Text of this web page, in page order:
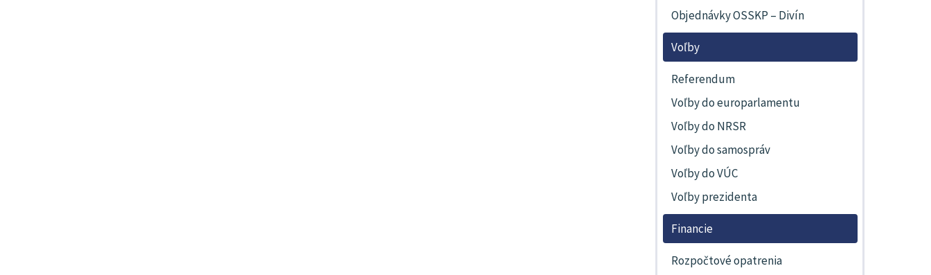
Objednávky OSSKP – Divín
Voľby
Referendum
Voľby do europarlamentu
Voľby do NRSR
Voľby do samospráv
Voľby do VÚC
Voľby prezidenta
Financie
Rozpočtové opatrenia